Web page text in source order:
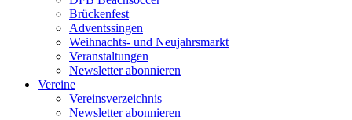
Brückenfest
Adventssingen
Weihnachts- und Neujahrsmarkt
Veranstaltungen
Newsletter abonnieren
Vereine
Vereinsverzeichnis
Newsletter abonnieren